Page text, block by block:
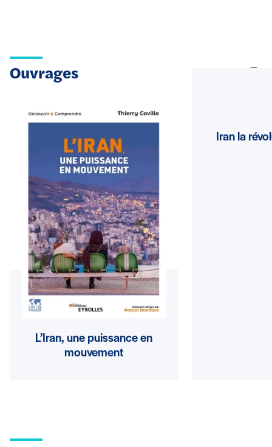
Ouvrages
L’Iran, une puissance en
mouvement
Iran la